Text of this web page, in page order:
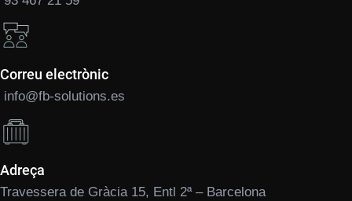
Correu electrònic
info@fb-solutions.es
Adreça
Travessera de Gràcia 15, Entl 2ª – Barcelona